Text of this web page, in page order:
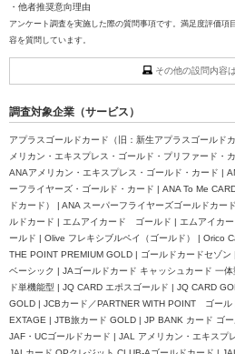
・他者推奨意向理由
アンケート調査を実施した際の質問事項です。満足度評価項
容を質問しています。
その他の設問内容
調査対象企業（サービス）
アプラスゴールドカード（旧：新生アプラスゴールド
メリカン・エキスプレス・ゴールド・プリファード・
ANAアメリカン・エキスプレス・ゴールド・カード |
ーフライヤーズ・ゴールド・カード | ANA To Me
ドカード） | ANA スーパーフライヤーズゴールドカー
ルドカード | エムアイカード ゴールド | エムアイカ
ールド | Olive フレキシブルペイ（ゴールド） | Orico
THE POINT PREMIUM GOLD | ゴールドカードセゾ
ベーシック | JAゴールドカード キャッシュカード 一
ド単機能型 | JQ CARD エポスゴールド | JQ CARD
GOLD | JCBカード／PARTNER WITH POINT ゴー
EXTAGE | JTB旅カード GOLD | JP BANK カード ゴ
JAF・UCゴールドカード | JAL アメリカン・エキスプ